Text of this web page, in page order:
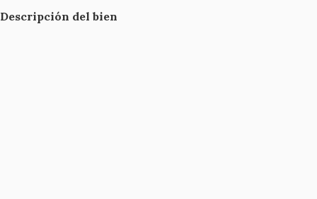
Descripción del bien